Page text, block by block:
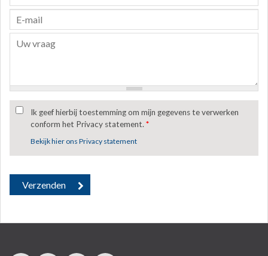
Ik geef hierbij toestemming om mijn gegevens te verwerken
conform het Privacy statement.*
Bekijk hier ons Privacy statement